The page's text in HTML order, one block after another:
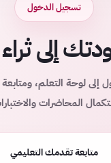
تسجيل الدخول
إلى
لوحة التعلم،
المحاضرات
متابعة تقدمك التعليمي